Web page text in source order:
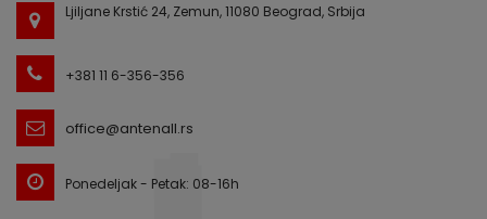
Ljiljane Krstić 24, Zemun, 11080 Beograd, Srbija
+381 11 6-356-356
office@antenall.rs
Ponedeljak - Petak: 08-16h